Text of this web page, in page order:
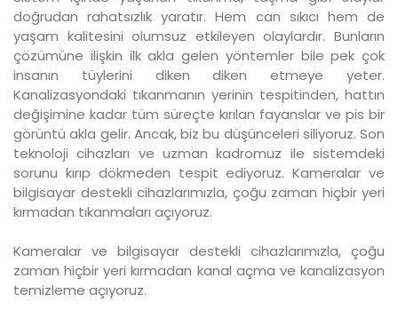
doğrudan rahatsızlık yaratır. Hem can sıkıcı hem de
yaşam kalitesini olumsuz etkileyen olaylardır. Bunların
çözümüne ilişkin ilk akla gelen yöntemler bile pek çok
insanın tüylerini diken diken etmeye yeter.
Kanalizasyondaki tıkanmanın yerinin tespitinden, hattın
değişimine kadar tüm süreçte kırılan fayanslar ve pis bir
görüntü akla gelir. Ancak, biz bu düşünceleri siliyoruz. Son
teknoloji cihazları ve uzman kadromuz ile sistemdeki
sorunu kırıp dökmeden tespit ediyoruz. Kameralar ve
bilgisayar destekli cihazlarımızla, çoğu zaman hiçbir yeri
kırmadan tıkanmaları açıyoruz.
Kameralar ve bilgisayar destekli cihazlarımızla, çoğu
zaman hiçbir yeri kırmadan kanal açma ve kanalizasyon
temizleme açıyoruz.